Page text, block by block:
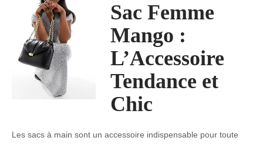
Sac Femme
Mango :
L’Accessoire
Tendance et
Chic
Les sacs à main sont un accessoire indispensable pour toute